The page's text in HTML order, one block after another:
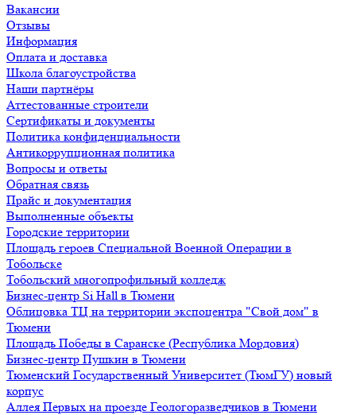
Вакансии
Отзывы
Информация
Оплата и доставка
Школа благоустройства
Наши партнёры
Аттестованные строители
Сертификаты и документы
Политика конфиденциальности
Антикоррупционная политика
Вопросы и ответы
Обратная связь
Прайс и документация
Выполненные объекты
Городские территории
Площадь героев Специальной Военной Операции в
Тобольске
Тобольский многопрофильный колледж
Бизнес-центр Si Hall в Тюмени
Облицовка ТЦ на территории экспоцентра "Свой дом" в
Тюмени
Площадь Победы в Саранске (Республика Мордовия)
Бизнес-центр Пушкин в Тюмени
Тюменский Государственный Университет (ТюмГУ) новый
корпус
Аллея Первых на проезде Геологоразведчиков в Тюмени